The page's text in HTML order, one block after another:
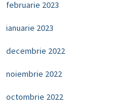
februarie 2023
ianuarie 2023
decembrie 2022
noiembrie 2022
octombrie 2022